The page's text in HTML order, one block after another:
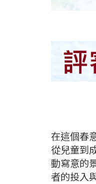
在這個春
從兒童到
動寫意的
者的投入